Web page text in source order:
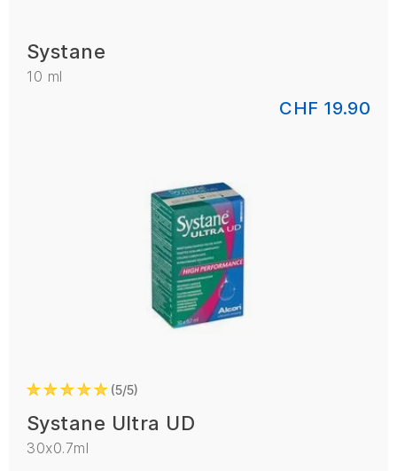
Systane
10 ml
CHF 19.90
5/5
Systane Ultra UD
30x0.7ml